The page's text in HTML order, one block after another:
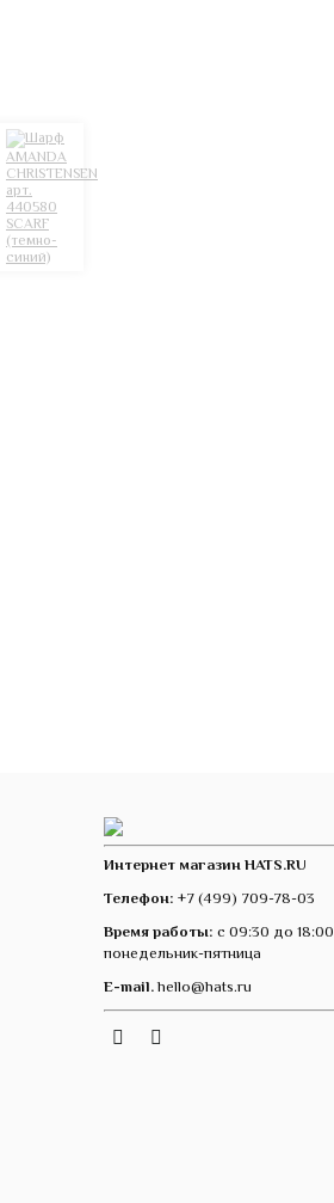
Интернет магазин HATS.RU
Телефон: +7 (499) 709-78-03
Время работы: с 09:30 до 18:00
понедельник-пятница
E-mail. hello@hats.ru
Instagram